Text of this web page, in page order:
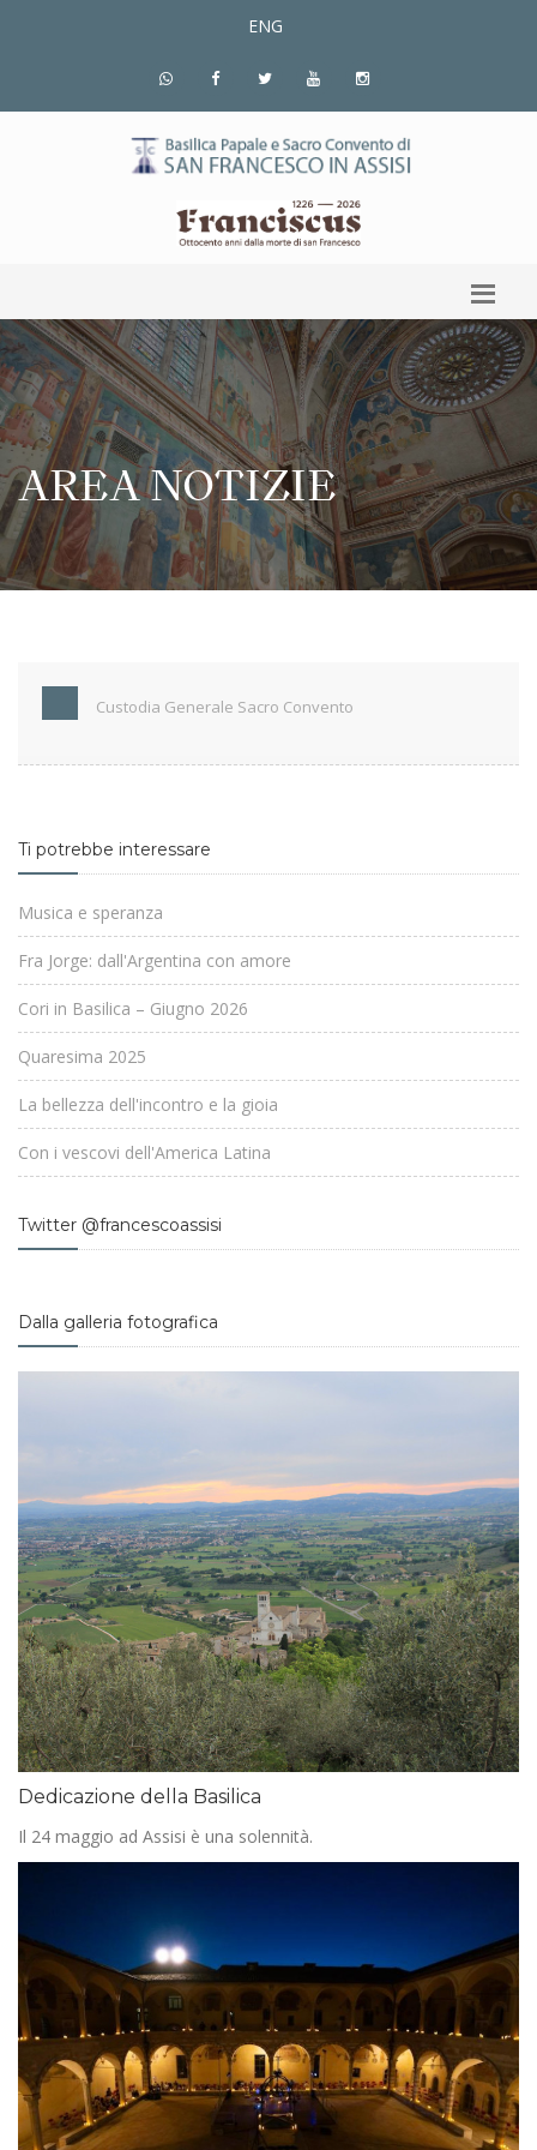
ENG
AREA NOTIZIE
Custodia Generale Sacro Convento
Ti potrebbe interessare
Musica e speranza
Fra Jorge: dall'Argentina con amore
Cori in Basilica – Giugno 2026
Quaresima 2025
La bellezza dell'incontro e la gioia
Con i vescovi dell'America Latina
Twitter @francescoassisi
Dalla galleria fotografica
Dedicazione della Basilica
Il 24 maggio ad Assisi è una solennità.